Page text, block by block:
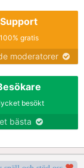
Support
100% gratis
moderatorer
besökt
bästa